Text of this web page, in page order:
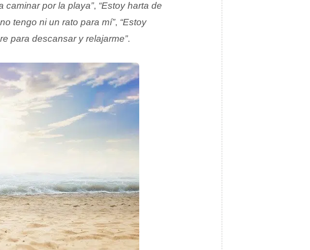
caminar por la playa”, “Estoy harta de
tengo ni un rato para mí”, “Estoy
para descansar y relajarme”.